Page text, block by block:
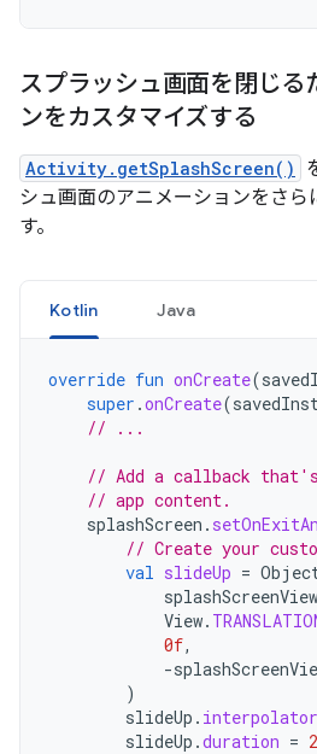
スプラッシュ画面を閉じる
ンをカスタマイズする
Activity.getSplashScreen()
シュ画面のアニメーションをさら
す。
Kotlin Java
override fun onCreate(
super .onCreate(
// ...
// Add a callback
// app content.
splashScreen .
// Create your
val slideUp =
splashScreenView
View.
0f,
-
)
slideUp . interpolator
slideUp .duration =